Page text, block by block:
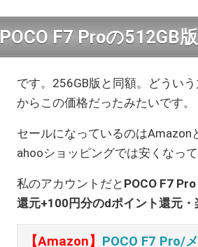
POCO F7 Proの512GB
です。256GB版と同額。どうい
からこの価格だったみたいです。
セールになっているのは
ahooショッピングでは安くなっ
私のアカウントだと POCO F7
還元+100円分のdポイント還元
【Amazon】 POCO F7 Pro/